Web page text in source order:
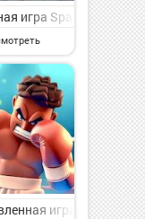
на Андроид -
игра Space
Growing Game на
игра Boxing